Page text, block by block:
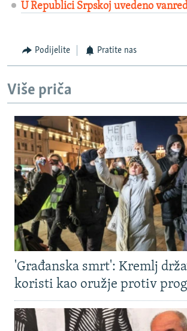
U Republici Srpskoj uvedeno
Podijelite Pratite nas
Više priča
'Građanska smrt': Kremlj
koristi kao oružje protiv